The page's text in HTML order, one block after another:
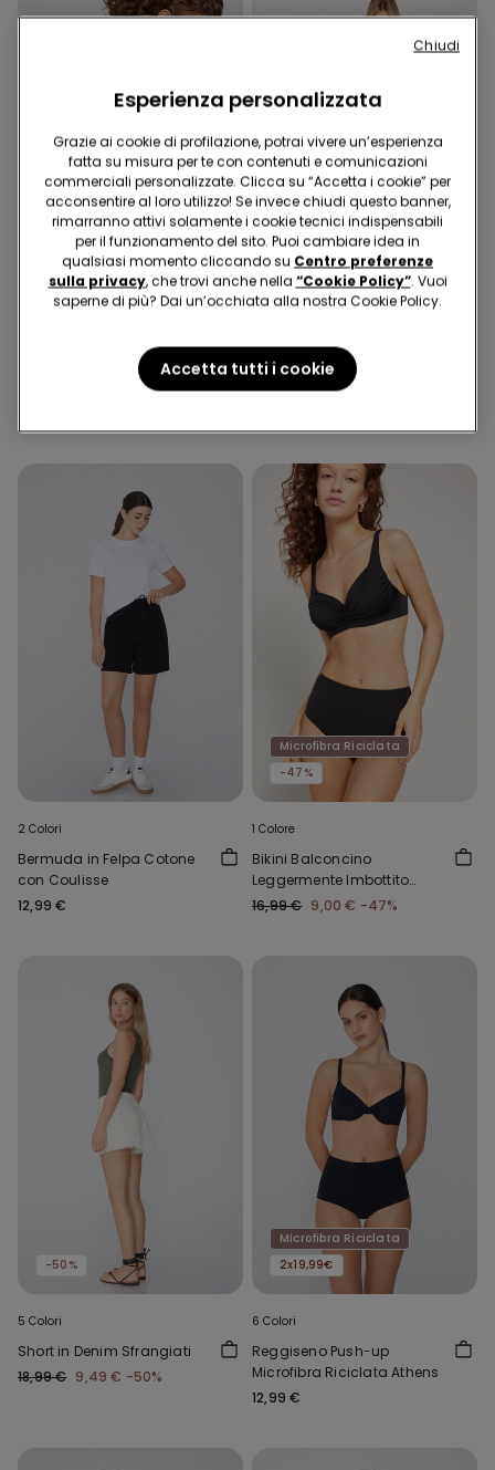
Microfibra Riciclata
-40%
Costume Intero Fascia con
Arriccio Micro Riciclata
-50%
Pantalone Trombetta in
Tela Elasticizzata
2 Colori
Bermuda in Felpa Cotone
con Coulisse
12,99 €
Microfibra Riciclata
-47%
1 Colore
Bikini Balconcino
Leggermente Imbottito
Arriccio Riciclato
16,99 € 9,00 € -47%
-50%
5 Colori
Short in Denim Sfrangiati
18,99 € 9,49 € -50%
Microfibra Riciclata
2x19,99€
6 Colori
Reggiseno Push-up
Microfibra Riciclata Athens
12,99 €
Esperienza personalizzata
Grazie ai cookie di profilazione, potrai vivere un’esperienza
fatta su misura per te con contenuti e comunicazioni
commerciali personalizzate. Clicca su “Accetta i cookie” per
acconsentire al loro utilizzo! Se invece chiudi questo banner,
rimarranno attivi solamente i cookie tecnici indispensabili
per il funzionamento del sito. Puoi cambiare idea in
qualsiasi momento cliccando su Centro preferenze
sulla privacy, che trovi anche nella “Cookie Policy”. Vuoi
saperne di più? Dai un’occhiata alla nostra Cookie Policy.
Accetta tutti i cookie
Chiudi